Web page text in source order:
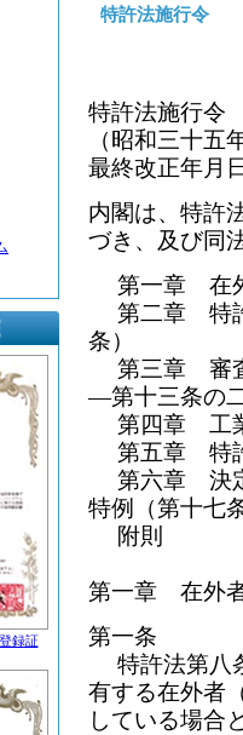
録証
特許法施行令
特許法施行令
（昭和三十五
最終改正年月
内閣は、特許
づき、及び同
第一章 在外
第二章 特許
条）
第三章 審査
―第十三条の二
第四章 工業
第五章 特許
第六章 決定
特例（第十七条
附則
第一章 在外
第一条
特許法第八
有する在外者
している場合